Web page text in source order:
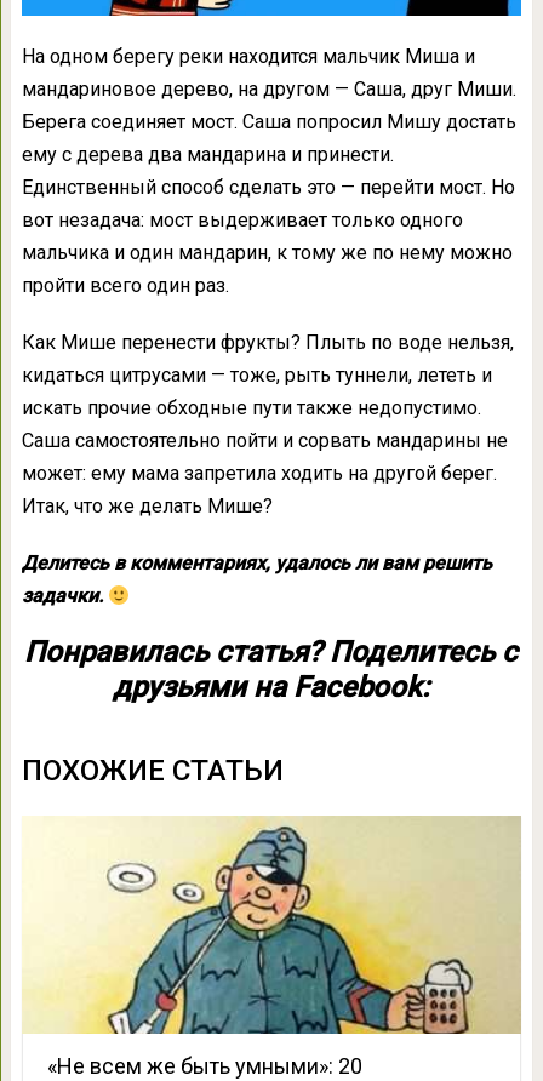
На одном берегу реки находится мальчик Миша и
мандариновое дерево, на другом — Саша, друг Миши.
Берега соединяет мост. Саша попросил Мишу достать
ему с дерева два мандарина и принести.
Единственный способ сделать это — перейти мост. Но
вот незадача: мост выдерживает только одного
мальчика и один мандарин, к тому же по нему можно
пройти всего один раз.
Как Мише перенести фрукты? Плыть по воде нельзя,
кидаться цитрусами — тоже, рыть туннели, лететь и
искать прочие обходные пути также недопустимо.
Саша самостоятельно пойти и сорвать мандарины не
может: ему мама запретила ходить на другой берег.
Итак, что же делать Мише?
Делитесь в комментариях, удалось ли вам решить
задачки.
Понравилась статья? Поделитесь с
друзьями на Facebook:
ПОХОЖИЕ СТАТЬИ
«Не всем же быть умными»: 20